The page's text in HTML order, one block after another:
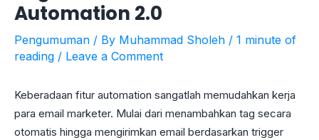
Automation 2.0
Pengumuman / By Muhammad Sholeh / 1 minute of
reading / Leave a Comment
Keberadaan fitur automation sangatlah memudahkan kerja
para email marketer. Mulai dari menambahkan tag secara
otomatis hingga mengirimkan email berdasarkan trigger